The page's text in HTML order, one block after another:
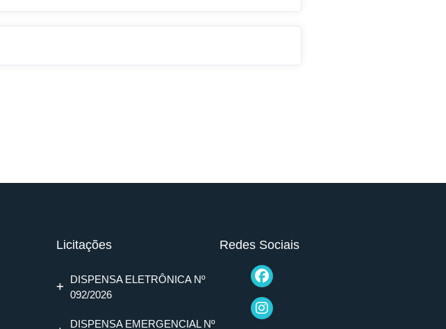
Licitações
DISPENSA ELETRÔNICA Nº
092/2026
DISPENSA EMERGENCIAL Nº
Redes Sociais